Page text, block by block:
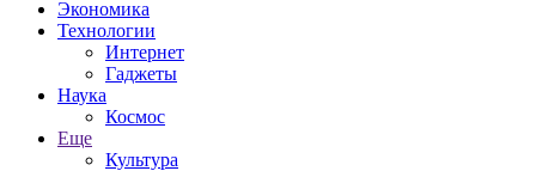
Экономика
Технологии
Интернет
Гаджеты
Наука
Космос
Еще
Культура